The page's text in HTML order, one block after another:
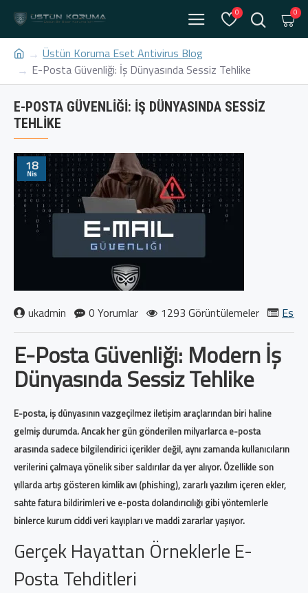
0 0
Üstün Koruma Eset Antivirus Blog
E-Posta Güvenliği: İş Dünyasında Sessiz Tehlike
E-POSTA GÜVENLIĞI: İŞ DÜNYASINDA SESSIZ
TEHLIKE
18
Nis
ukadmin 0 Yorumlar 1293 Görüntülemeler Eset
E-Posta Güvenliği: Modern İş
Dünyasında Sessiz Tehlike
E-posta, iş dünyasının vazgeçilmez iletişim araçlarından biri haline
gelmiş durumda. Ancak her gün gönderilen milyarlarca e-posta
arasında sadece bilgilendirici içerikler değil, aynı zamanda kullanıcıların
verilerini çalmaya yönelik siber saldırılar da yer alıyor. Özellikle son
yıllarda artış gösteren kimlik avı (phishing), zararlı yazılım içeren ekler,
sahte fatura bildirimleri ve e-posta dolandırıcılığı gibi yöntemlerle
binlerce kurum ciddi veri kayıpları ve maddi zararlar yaşıyor.
Gerçek Hayattan Örneklerle E-
Posta Tehditleri